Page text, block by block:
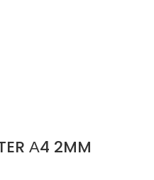
Α4 2MM